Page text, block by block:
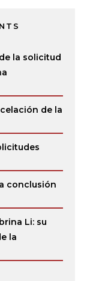
la solicitud
de la
conclusión
Li: su
la